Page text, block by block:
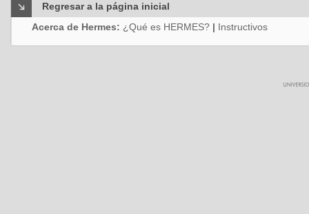
Regresar a la página inicial
Acerca de Hermes: ¿Qué es HERMES? | Instructivos